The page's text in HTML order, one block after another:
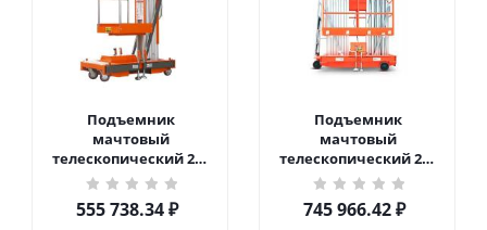
Подъемник
мачтовый
телескопический 200
кг 6 м TOR GTWY6-200S
DC 2-мачтовый
(автономный) (G) в
555 738.34₽
Подъемник
мачтовый
телескопический 200
кг 10 м TOR GTWY10-
200S DC 2-мачтовый
(автономный) (N) в
745 966.42₽